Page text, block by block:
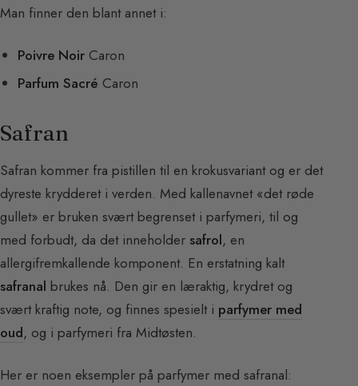
Man finner den blant annet i:
Poivre Noir Caron
Parfum Sacré Caron
Safran
Safran kommer fra pistillen til en krokusvariant og er det
dyreste krydderet i verden. Med kallenavnet «det røde
gullet» er bruken svært begrenset i parfymeri, til og
med forbudt, da det inneholder safrol, en
allergifremkallende komponent. En erstatning kalt
safranal brukes nå. Den gir en læraktig, krydret og
svært kraftig note, og finnes spesielt i parfymer med
oud, og i parfymeri fra Midtøsten.
Her er noen eksempler på parfymer med safranal: